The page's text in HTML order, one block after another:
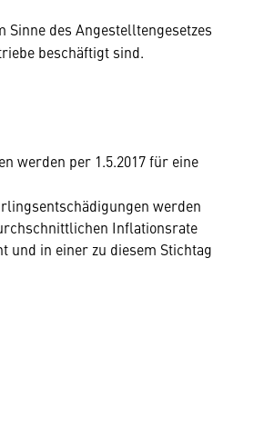
des Angestelltengesetzes
beschäftigt sind.
werden per 1.5.2017 für eine
werden
Inflationsrate
und in einer zu diesem Stichtag